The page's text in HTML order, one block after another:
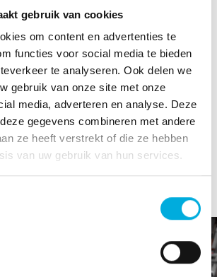
gebruik van cookies
om content en advertenties te
functies voor social media te bieden
te analyseren. Ook delen we
gebruik van onze site met onze
media, adverteren en analyse. Deze
gegevens combineren met andere
ze heeft verstrekt of die ze hebben
van uw gebruik van hun services.
verfügbar: unter
anderem in
Englisch,
Niederländisch,
Französisch,
Spanisch, Deutsch,
Chinesisch und
Arabisch